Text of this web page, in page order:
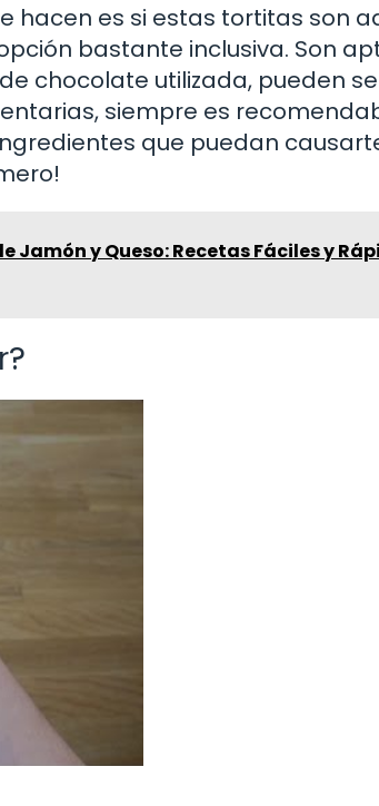
hacen es si estas tortitas son
bastante inclusiva. Son
chocolate utilizada, pueden
siempre es
que puedan
Jamón y Queso: Recetas Fáciles y